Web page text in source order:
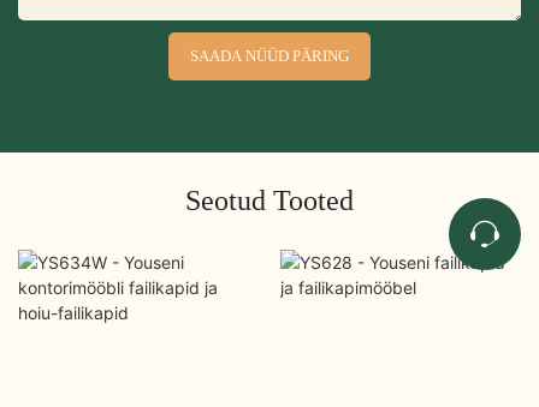
SAADA NÜÜD PÄRING
Seotud Tooted